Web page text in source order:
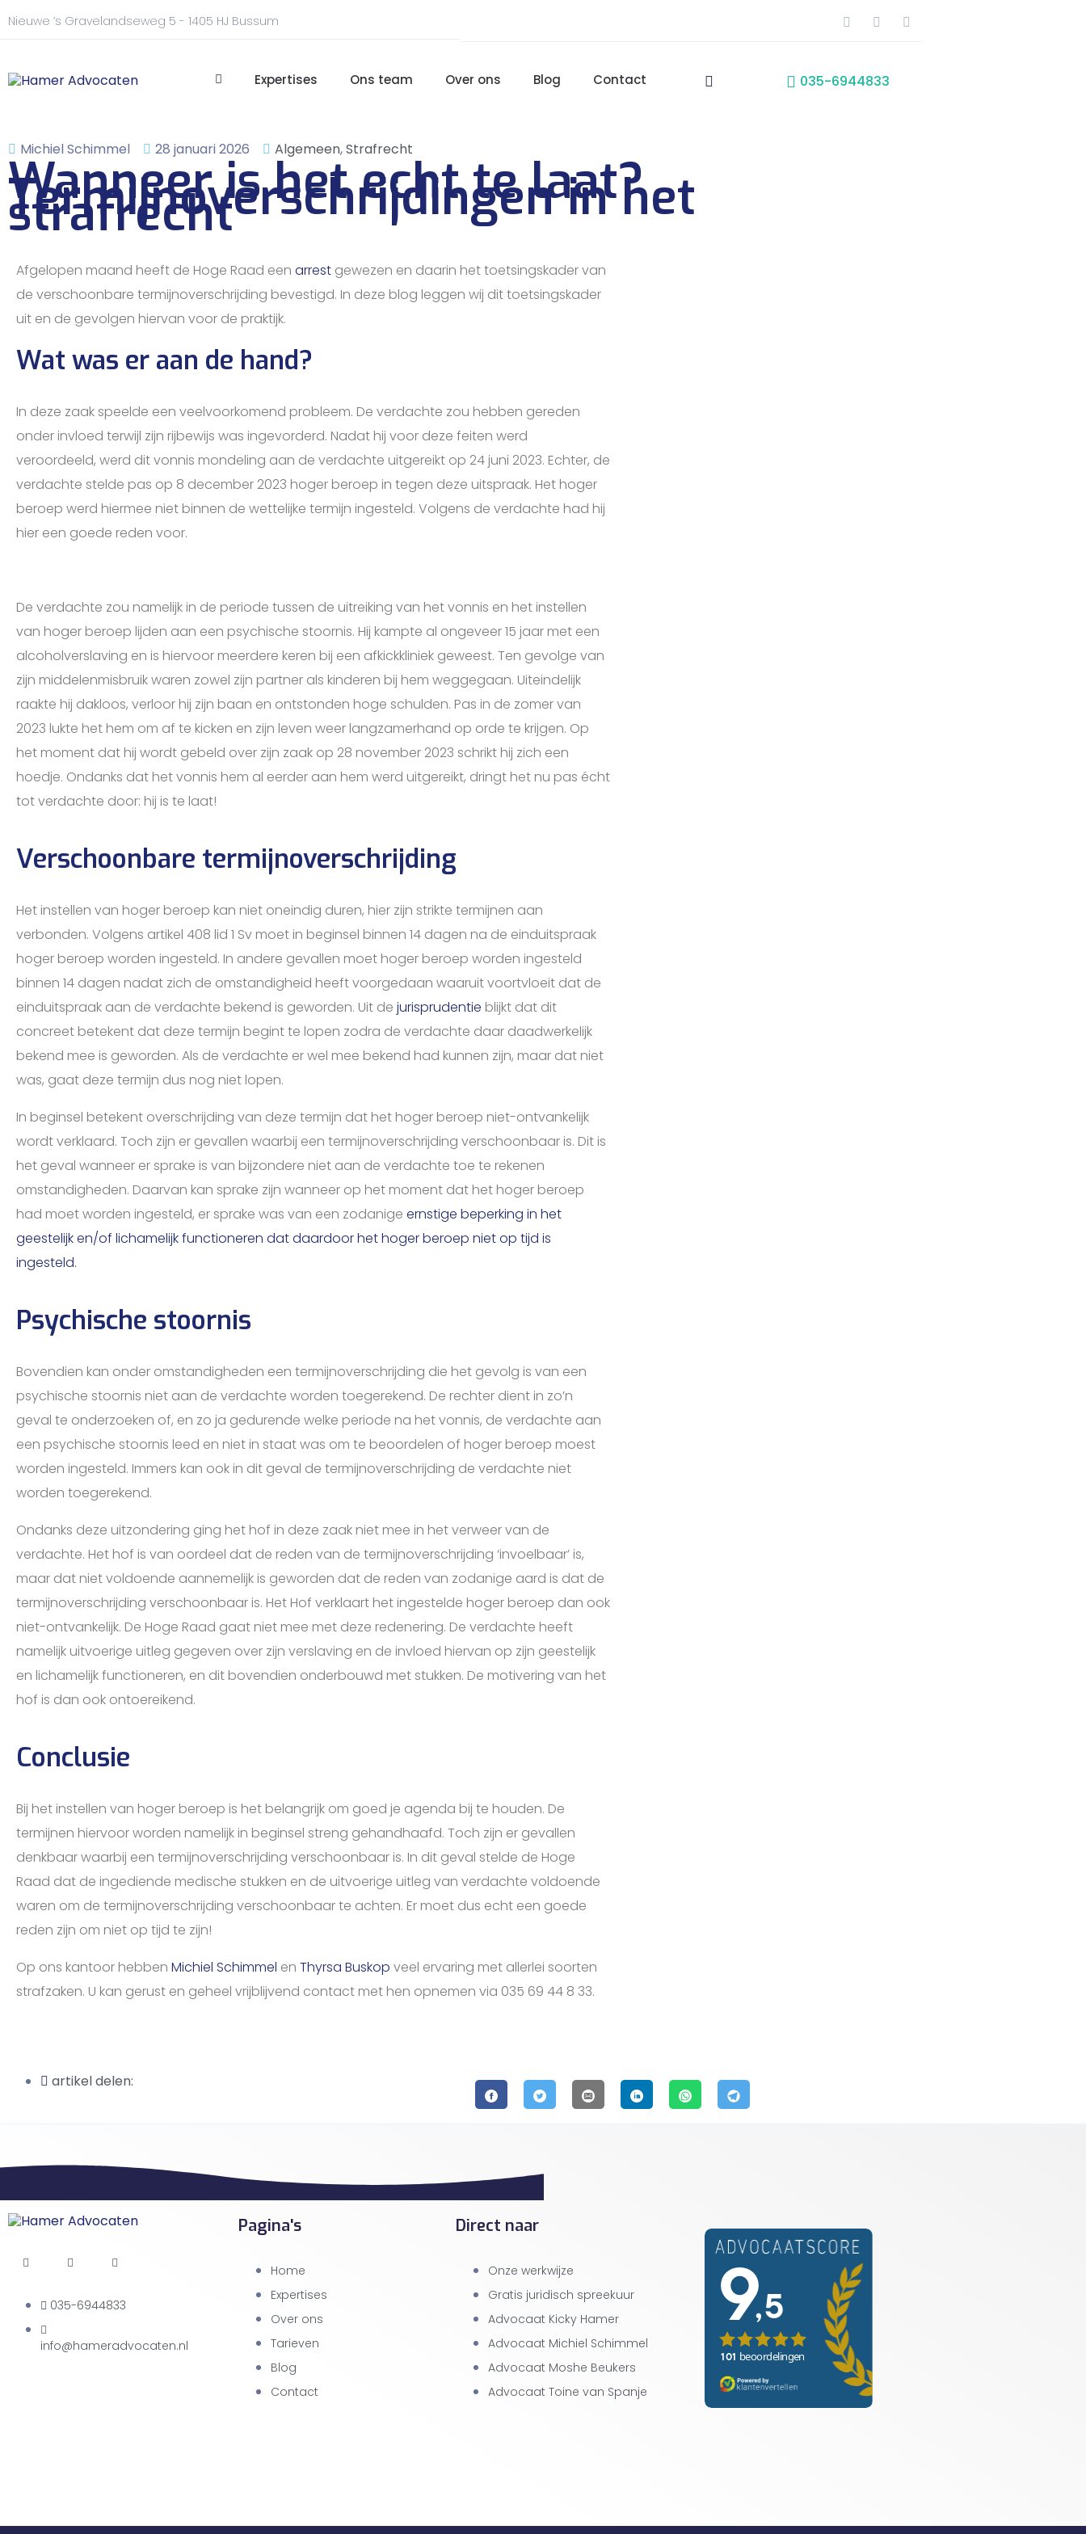
Nieuwe ’s Gravelandseweg 5 - 1405 HJ Bussum
Expertises Ons team Over ons Blog Contact 035-6944833
Michiel Schimmel 28 januari 2026 Algemeen,Strafrecht
Wanneer is het echt te laat?
Termijnoverschrijdingen in het
strafrecht
Afgelopen maand heeft de Hoge Raad een arrest gewezen en daarin het toetsingskader van
de verschoonbare termijnoverschrijding bevestigd. In deze blog leggen wij dit toetsingskader
uit en de gevolgen hiervan voor de praktijk.
Wat was er aan de hand?
In deze zaak speelde een veelvoorkomend probleem. De verdachte zou hebben gereden
onder invloed terwijl zijn rijbewijs was ingevorderd. Nadat hij voor deze feiten werd
veroordeeld, werd dit vonnis mondeling aan de verdachte uitgereikt op 24 juni 2023. Echter, de
verdachte stelde pas op 8 december 2023 hoger beroep in tegen deze uitspraak. Het hoger
beroep werd hiermee niet binnen de wettelijke termijn ingesteld. Volgens de verdachte had hij
hier een goede reden voor.
De verdachte zou namelijk in de periode tussen de uitreiking van het vonnis en het instellen
van hoger beroep lijden aan een psychische stoornis. Hij kampte al ongeveer 15 jaar met een
alcoholverslaving en is hiervoor meerdere keren bij een afkickkliniek geweest. Ten gevolge van
zijn middelenmisbruik waren zowel zijn partner als kinderen bij hem weggegaan. Uiteindelijk
raakte hij dakloos, verloor hij zijn baan en ontstonden hoge schulden. Pas in de zomer van
2023 lukte het hem om af te kicken en zijn leven weer langzamerhand op orde te krijgen. Op
het moment dat hij wordt gebeld over zijn zaak op 28 november 2023 schrikt hij zich een
hoedje. Ondanks dat het vonnis hem al eerder aan hem werd uitgereikt, dringt het nu pas écht
tot verdachte door: hij is te laat!
Verschoonbare termijnoverschrijding
Het instellen van hoger beroep kan niet oneindig duren, hier zijn strikte termijnen aan
verbonden. Volgens artikel 408 lid 1 Sv moet in beginsel binnen 14 dagen na de einduitspraak
hoger beroep worden ingesteld. In andere gevallen moet hoger beroep worden ingesteld
binnen 14 dagen nadat zich de omstandigheid heeft voorgedaan waaruit voortvloeit dat de
einduitspraak aan de verdachte bekend is geworden. Uit de jurisprudentie blijkt dat dit
concreet betekent dat deze termijn begint te lopen zodra de verdachte daar daadwerkelijk
bekend mee is geworden. Als de verdachte er wel mee bekend had kunnen zijn, maar dat niet
was, gaat deze termijn dus nog niet lopen.
In beginsel betekent overschrijding van deze termijn dat het hoger beroep niet-ontvankelijk
wordt verklaard. Toch zijn er gevallen waarbij een termijnoverschrijding verschoonbaar is. Dit is
het geval wanneer er sprake is van bijzondere niet aan de verdachte toe te rekenen
omstandigheden. Daarvan kan sprake zijn wanneer op het moment dat het hoger beroep
had moet worden ingesteld, er sprake was van een zodanige ernstige beperking in het
geestelijk en/of lichamelijk functioneren dat daardoor het hoger beroep niet op tijd is
ingesteld.
Psychische stoornis
Bovendien kan onder omstandigheden een termijnoverschrijding die het gevolg is van een
psychische stoornis niet aan de verdachte worden toegerekend. De rechter dient in zo’n
geval te onderzoeken of, en zo ja gedurende welke periode na het vonnis, de verdachte aan
een psychische stoornis leed en niet in staat was om te beoordelen of hoger beroep moest
worden ingesteld. Immers kan ook in dit geval de termijnoverschrijding de verdachte niet
worden toegerekend.
Ondanks deze uitzondering ging het hof in deze zaak niet mee in het verweer van de
verdachte. Het hof is van oordeel dat de reden van de termijnoverschrijding ‘invoelbaar’ is,
maar dat niet voldoende aannemelijk is geworden dat de reden van zodanige aard is dat de
termijnoverschrijding verschoonbaar is. Het Hof verklaart het ingestelde hoger beroep dan ook
niet-ontvankelijk. De Hoge Raad gaat niet mee met deze redenering. De verdachte heeft
namelijk uitvoerige uitleg gegeven over zijn verslaving en de invloed hiervan op zijn geestelijk
en lichamelijk functioneren, en dit bovendien onderbouwd met stukken. De motivering van het
hof is dan ook ontoereikend.
Conclusie
Bij het instellen van hoger beroep is het belangrijk om goed je agenda bij te houden. De
termijnen hiervoor worden namelijk in beginsel streng gehandhaafd. Toch zijn er gevallen
denkbaar waarbij een termijnoverschrijding verschoonbaar is. In dit geval stelde de Hoge
Raad dat de ingediende medische stukken en de uitvoerige uitleg van verdachte voldoende
waren om de termijnoverschrijding verschoonbaar te achten. Er moet dus echt een goede
reden zijn om niet op tijd te zijn!
Op ons kantoor hebben Michiel Schimmel en Thyrsa Buskop veel ervaring met allerlei soorten
strafzaken. U kan gerust en geheel vrijblijvend contact met hen opnemen via 035 69 44 8 33.
artikel delen:
035-6944833
info@hameradvocaten.nl
Pagina's
Home
Expertises
Over ons
Tarieven
Blog
Contact
Direct naar
Onze werkwijze
Gratis juridisch spreekuur
Advocaat Kicky Hamer
Advocaat Michiel Schimmel
Advocaat Moshe Beukers
Advocaat Toine van Spanje